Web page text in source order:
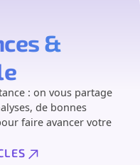
&
: on vous partage
de bonnes
faire avancer votre